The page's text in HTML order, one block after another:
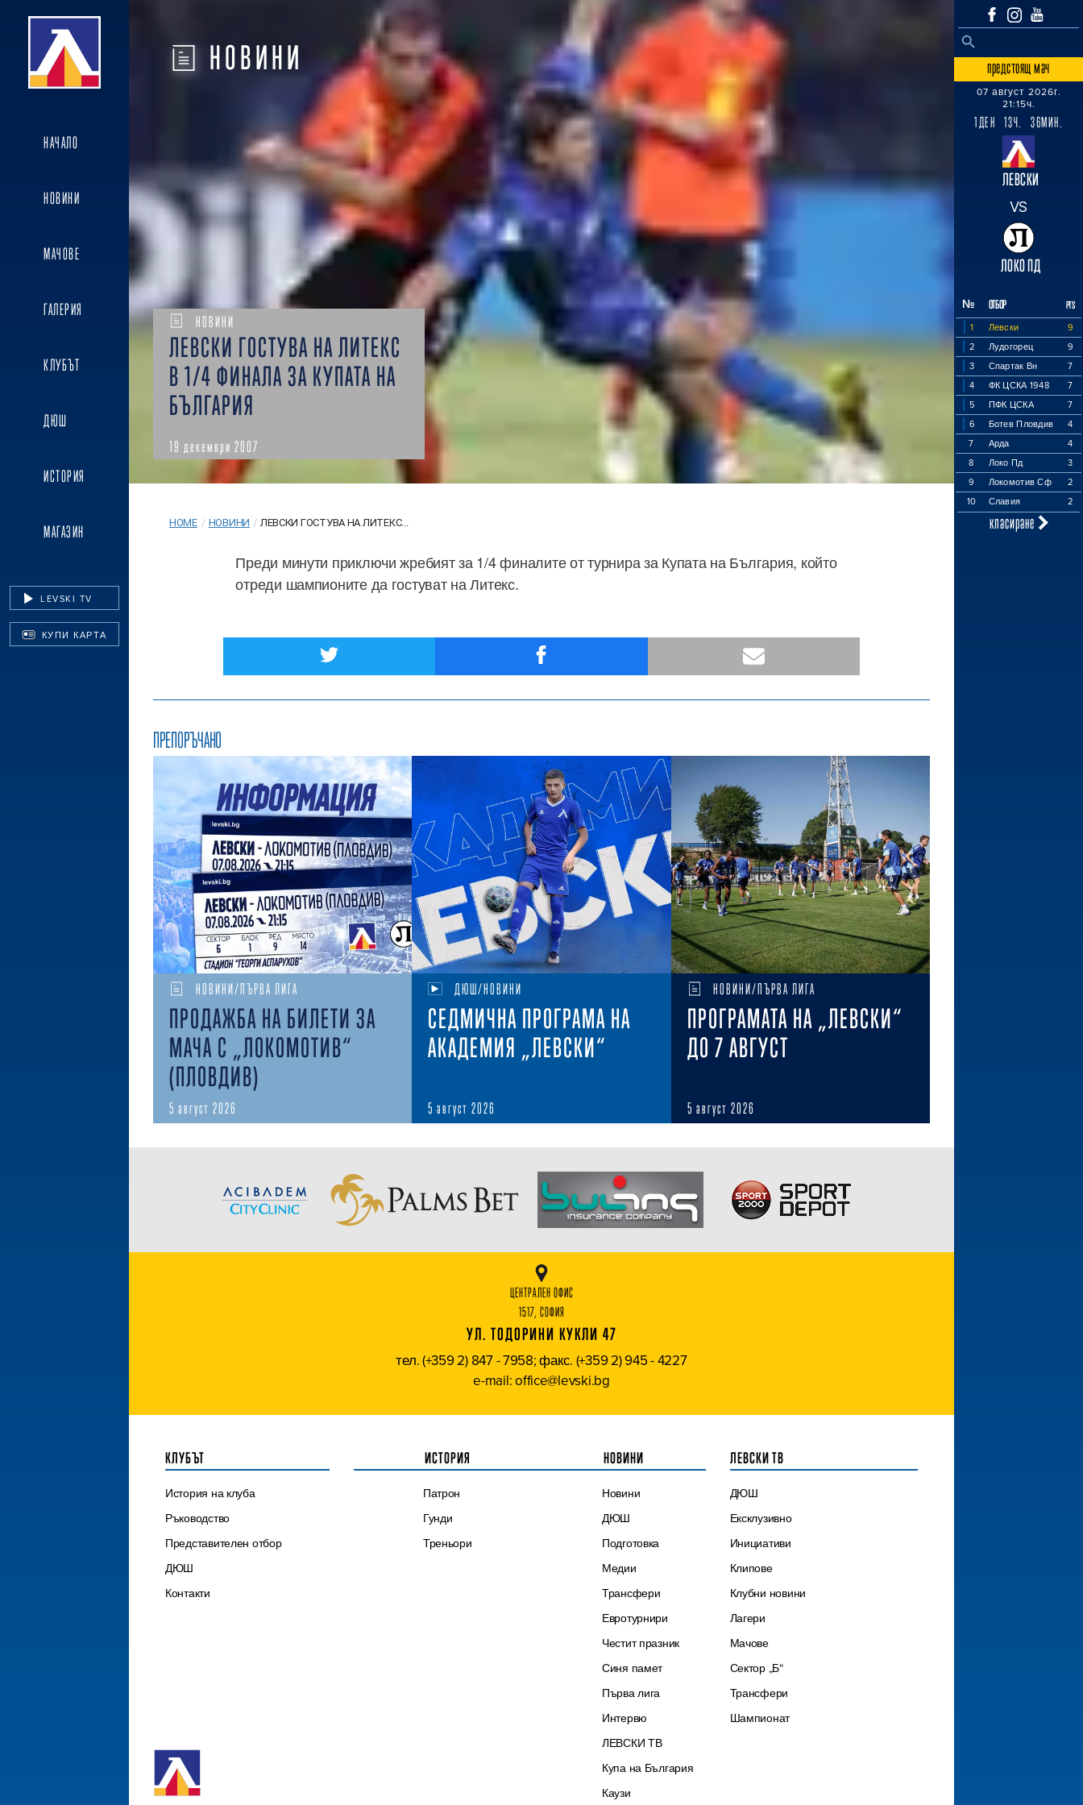
НАЧАЛО
НОВИНИ
МАЧОВЕ
ГАЛЕРИЯ
КЛУБЪТ
ДЮШ
ИСТОРИЯ
МАГАЗИН
LEVSKI TV
КУПИ КАРТА
Search
SEARCH BUTTON
предстоящ мач
07 август 2026г.
21:15ч.
1ДЕН 13Ч. 36МИН.
ЛЕВСКИ
VS
ЛОКО ПД
№ ОТБОР PTS
1 Левски
9
2
Лудогорец
9
3
Спартак Вн
7
4
ФК ЦСКА 1948
7
5
ПФК ЦСКА
7
6
Ботев Пловдив
4
7
Арда
4
8
Локо Пд
3
9
Локомотив Сф
2
10
Славия 2
класиране
НОВИНИ
НОВИНИ
ЛЕВСКИ ГОСТУВА НА ЛИТЕКС
В 1/4 ФИНАЛА ЗА КУПАТА НА
БЪЛГАРИЯ
19 декември 2007
HOME / НОВИНИ / ЛЕВСКИ ГОСТУВА НА ЛИТЕКС...
Преди минути приключи жребият за 1/4 финалите от турнира за Купата на България, който
отреди шампионите да гостуват на Литекс.
ПРЕПОРЪЧАНО
НОВИНИ/ПЪРВА ЛИГА
ПРОДАЖБА НА БИЛЕТИ ЗА
МАЧА С „ЛОКОМОТИВ“
(ПЛОВДИВ)
5 август 2026
ДЮШ/НОВИНИ
СЕДМИЧНА ПРОГРАМА НА
АКАДЕМИЯ „ЛЕВСКИ“
5 август 2026
НОВИНИ/ПЪРВА ЛИГА
ПРОГРАМАТА НА „ЛЕВСКИ“
ДО 7 АВГУСТ
5 август 2026
ЦЕНТРАЛЕН ОФИС
1517, СОФИЯ
УЛ. ТОДОРИНИ КУКЛИ 47
тел. (+359 2) 847 - 7958; факс. (+359 2) 945 - 4227
e-mail: office@levski.bg
КЛУБЪТ
История на клуба
Ръководство
Представителен отбор
ДЮШ
Контакти
ИСТОРИЯ
Патрон
Гунди
Треньори
НОВИНИ
Новини
ДЮШ
Подготовка
Медии
Трансфери
Евротурнири
Честит празник
Синя памет
Първа лига
Интервю
ЛЕВСКИ ТВ
Купа на България
Каузи
ЛЕВСКИ ТВ
ДЮШ
Ексклузивно
Инициативи
Клипове
Клубни новини
Лагери
Мачове
Сектор „Б“
Трансфери
Шампионат